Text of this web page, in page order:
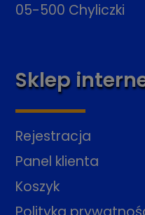
05-500 Chyliczki
Sklep
Rejestracja
Panel klienta
Koszyk